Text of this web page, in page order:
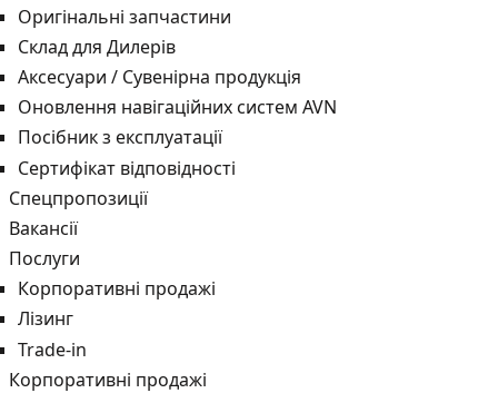
Оригінальні запчастини
Склад для Дилерів
Аксесуари / Сувенірна продукція
Оновлення навігаційних систем AVN
Посібник з експлуатації
Сертифікат відповідності
Спецпропозиції
Вакансії
Послуги
Корпоративні продажі
Лізинг
Trade-in
Корпоративні продажі